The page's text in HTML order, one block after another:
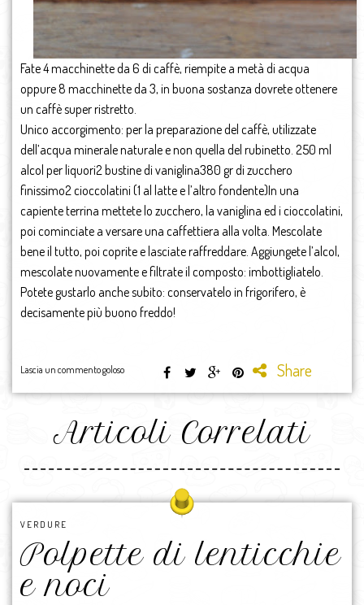
Fate 4 macchinette da 6 di caffè, riempite a metà di acqua
oppure 8 macchinette da 3, in buona sostanza dovrete ottenere
un caffè super ristretto.
Unico accorgimento: per la preparazione del caffè, utilizzate
dell’acqua minerale naturale e non quella del rubinetto. 250 ml
alcol per liquori2 bustine di vaniglina380 gr di zucchero
finissimo2 cioccolatini (1 al latte e l’altro fondente)In una
capiente terrina mettete lo zucchero, la vaniglina ed i cioccolatini,
poi cominciate a versare una caffettiera alla volta. Mescolate
bene il tutto, poi coprite e lasciate raffreddare. Aggiungete l’alcol,
mescolate nuovamente e filtrate il composto: imbottigliatelo.
Potete gustarlo anche subito: conservatelo in frigorifero, è
decisamente più buono freddo!
Lascia un commento goloso Share
Articoli Correlati
VERDURE
Polpette di lenticchie
e noci